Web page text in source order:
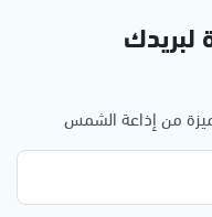
لبريدك
من إذاعة الشمس